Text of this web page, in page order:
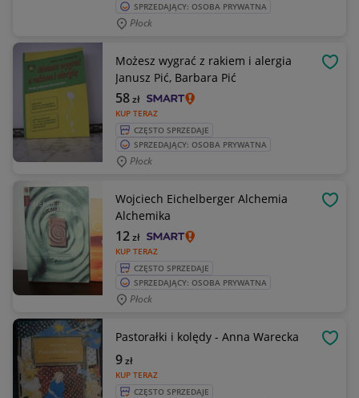
SPRZEDAJĄCY: OSOBA PRYWATNA
Płock
Możesz wygrać z rakiem i alergia
Janusz Pić, Barbara Pić
KUP TERAZ
58zł
CZĘSTO SPRZEDAJE
SPRZEDAJĄCY: OSOBA PRYWATNA
Płock
Wojciech Eichelberger Alchemia
Alchemika
KUP TERAZ
12zł
CZĘSTO SPRZEDAJE
SPRZEDAJĄCY: OSOBA PRYWATNA
Płock
Pastorałki i kolędy - Anna Warecka
KUP TERAZ
9zł
CZĘSTO SPRZEDAJE